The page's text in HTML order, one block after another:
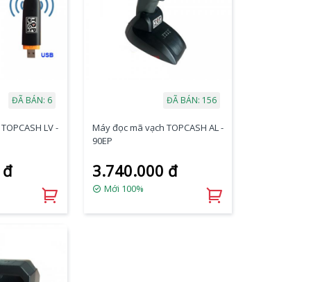
ĐÃ BÁN: 6
LV -
ĐÃ BÁN: 156
Máy đọc mã vạch TOPCASH AL -
90EP
3.740.000 đ
Mới 100%